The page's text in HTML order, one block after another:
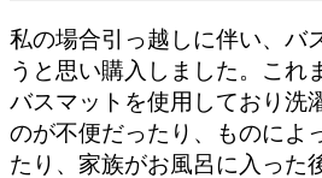
私の場合引っ越しに伴い、バ
うと思い購入しました。これ
バスマットを使用しており洗
のが不便だったり、ものによ
たり、家族がお風呂に入った